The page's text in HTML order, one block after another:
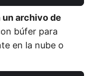
un archivo de
búfer para
en la nube o